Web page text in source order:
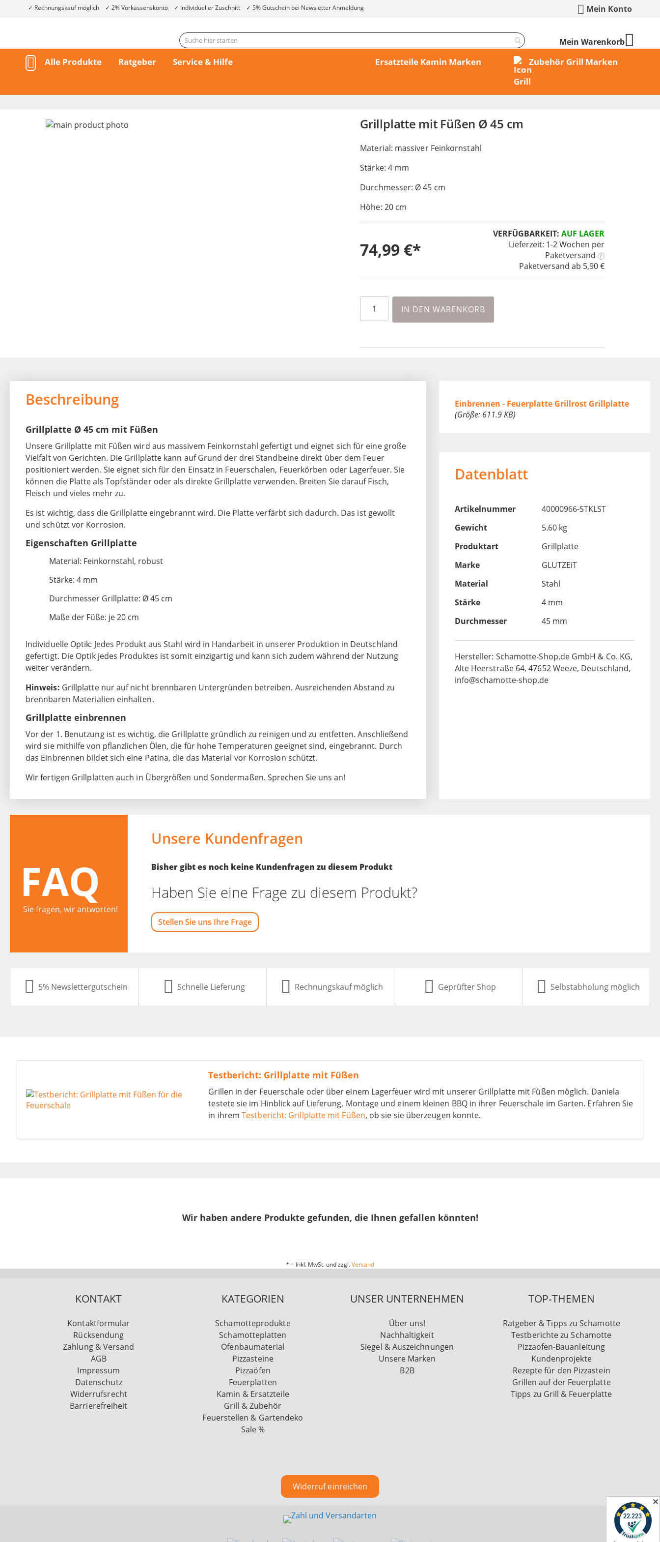
Rechnungskauf möglich 2% Vorkassenskonto Individueller Zuschnitt 5% Gutschein bei Newsletter Anmeldung Mein Konto
Mein Warenkorb
Alle Produkte Ratgeber Service & Hilfe Ersatzteile Kamin Marken Zubehör Grill Marken
Grillplatte mit Füßen Ø 45 cm
Material: massiver Feinkornstahl
Stärke: 4 mm
Durchmesser: Ø 45 cm
Höhe: 20 cm
VERFÜGBARKEIT: AUF LAGER
Lieferzeit: 1-2 Wochen per
Paketversand
?
Paketversand ab 5,90 €
74,99 €
IN DEN WARENKORB
Skip
Testbericht: Grillplatte mit Füßen
Grillen in der Feuerschale oder über einem Lagerfeuer wird mit unserer Grillplatte mit Füßen möglich. Daniela
testete sie im Hinblick auf Lieferung, Montage und einem kleinen BBQ in ihrer Feuerschale im Garten. Erfahren Sie
in ihremTestbericht: Grillplatte mit Füßen, ob sie sie überzeugen konnte.
Beschreibung
Grillplatte Ø 45 cm mit Füßen
Unsere Grillplatte mit Füßen wird aus massivem Feinkornstahl gefertigt und eignet sich für eine große
Vielfalt von Gerichten. Die Grillplatte kann auf Grund der drei Standbeine direkt über dem Feuer
positioniert werden. Sie eignet sich für den Einsatz in Feuerschalen, Feuerkörben oder Lagerfeuer. Sie
können die Platte als Topfständer oder als direkte Grillplatte verwenden. Breiten Sie darauf Fisch,
Fleisch und vieles mehr zu.
Es ist wichtig, dass die Grillplatte eingebrannt wird. Die Platte verfärbt sich dadurch. Das ist gewollt
und schützt vor Korrosion.
Eigenschaften Grillplatte
Material: Feinkornstahl, robust
Stärke: 4 mm
Durchmesser Grillplatte: Ø 45 cm
Maße der Füße: je 20 cm
Individuelle Optik: Jedes Produkt aus Stahl wird in Handarbeit in unserer Produktion in Deutschland
gefertigt. Die Optik jedes Produktes ist somit einzigartig und kann sich zudem während der Nutzung
weiter verändern.
Hinweis: Grillplatte nur auf nicht brennbaren Untergründen betreiben. Ausreichenden Abstand zu
brennbaren Materialien einhalten.
Grillplatte einbrennen
Vor der 1. Benutzung ist es wichtig, die Grillplatte gründlich zu reinigen und zu entfetten. Anschließend
wird sie mithilfe von pflanzlichen Ölen, die für hohe Temperaturen geeignet sind, eingebrannt. Durch
das Einbrennen bildet sich eine Patina, die das Material vor Korrosion schützt.
Wir fertigen Grillplatten auch in Übergrößen und Sondermaßen. Sprechen Sie uns an!
Einbrennen - Feuerplatte Grillrost Grillplatte
(Größe: 611.9 KB)
Datenblatt
Artikelnummer
40000966-STKLST
Gewicht
5.60 kg
Produktart
Grillplatte
Marke
GLUTZEiT
Material
Stahl
Stärke
4 mm
Durchmesser
45 mm
Hersteller: Schamotte-Shop.de GmbH & Co. KG,
Alte Heerstraße 64, 47652 Weeze, Deutschland,
info@schamotte-shop.de
FAQ
Sie fragen, wir antworten!
Unsere Kundenfragen
Bisher gibt es noch keine Kundenfragen zu diesem Produkt
Haben Sie eine Frage zu diesem Produkt?
Stellen Sie uns Ihre Frage
5% Newslettergutschein Schnelle Lieferung Rechnungskauf möglich Geprüfter Shop Selbstabholung möglich
Wir haben andere Produkte gefunden, die Ihnen gefallen könnten!
* = Inkl. MwSt. und zzgl.Versand
KONTAKT
Kontaktformular
Rücksendung
Zahlung & Versand
AGB
Impressum
Datenschutz
Widerrufsrecht
Barrierefreiheit
KATEGORIEN
Schamotteprodukte
Schamotteplatten
Ofenbaumaterial
Pizzasteine
Pizzaöfen
Feuerplatten
Kamin & Ersatzteile
Grill & Zubehör
Feuerstellen & Gartendeko
Sale %
UNSER UNTERNEHMEN
Über uns!
Nachhaltigkeit
Siegel & Auszeichnungen
Unsere Marken
B2B
TOP-THEMEN
Ratgeber & Tipps zu Schamotte
Testberichte zu Schamotte
Pizzaofen-Bauanleitung
Kundenprojekte
Rezepte für den Pizzastein
Grillen auf der Feuerplatte
Tipps zu Grill & Feuerplatte
Widerruf einreichen
✕